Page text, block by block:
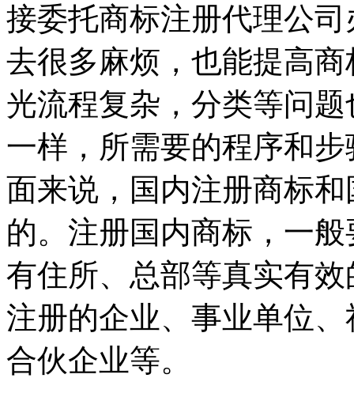
接委托商标注册代理公
去很多麻烦，也能提高
光流程复杂，分类等问
一样，所需要的程序和
面来说，国内注册商标
的。注册国内商标，一
有住所、总部等真实有
注册的企业、事业单位
合伙企业等。